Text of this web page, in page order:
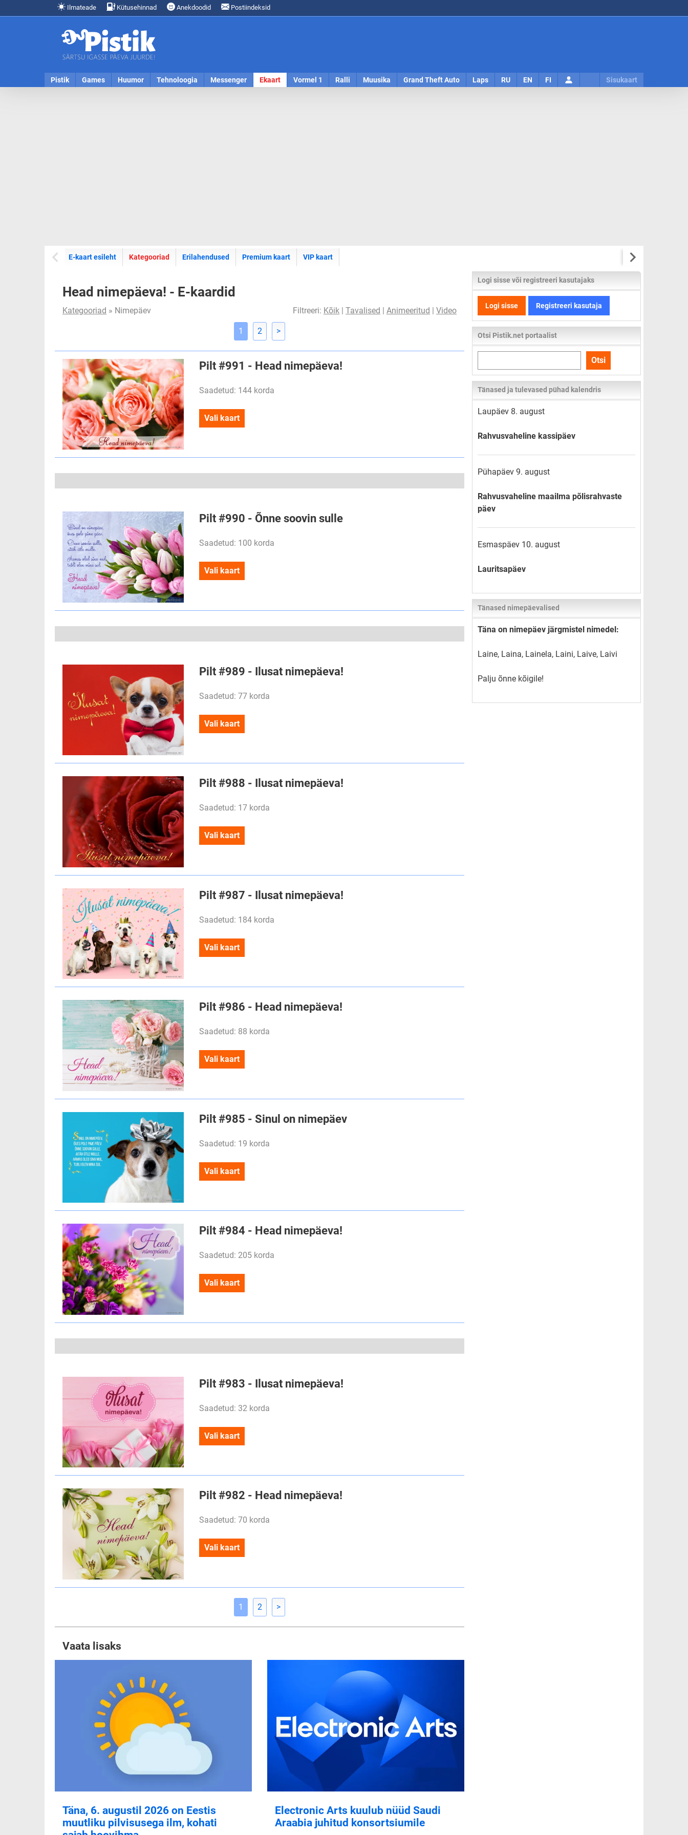
Ilmateade Kütusehinnad Anekdoodid Postiindeksid
Pistik Games Huumor Tehnoloogia Messenger Ekaart Vormel 1 Ralli Muusika Grand Theft Auto Laps RU EN FI Sisukaart
E-kaart esileht E-kaartide
Kategooriad Erilahendused Premium kaart VIP kaart
Head nimepäeva! - E-kaardid
Kategooriad » Nimepäev Filtreeri: Kõik | Tavalised | Animeeritud | Video
1 2 >
Pilt #991 - Head nimepäeva!
Saadetud: 144 korda
Vali kaart
Pilt #990 - Õnne soovin sulle
Saadetud: 100 korda
Vali kaart
Pilt #989 - Ilusat nimepäeva!
Saadetud: 77 korda
Vali kaart
Pilt #988 - Ilusat nimepäeva!
Saadetud: 17 korda
Vali kaart
Pilt #987 - Ilusat nimepäeva!
Saadetud: 184 korda
Vali kaart
Pilt #986 - Head nimepäeva!
Saadetud: 88 korda
Vali kaart
Pilt #985 - Sinul on nimepäev
Saadetud: 19 korda
Vali kaart
Pilt #984 - Head nimepäeva!
Saadetud: 205 korda
Vali kaart
Pilt #983 - Ilusat nimepäeva!
Saadetud: 32 korda
Vali kaart
Pilt #982 - Head nimepäeva!
Saadetud: 70 korda
Vali kaart
1 2 >
Vaata lisaks
Täna, 6. augustil 2026 on Eestis
muutliku pilvisusega ilm, kohati
Electronic Arts kuulub nüüd Saudi
Araabia juhitud konsortsiumile
Logi sisse või registreeri kasutajaks
Logi sisse Registreeri kasutaja
Otsi Pistik.net portaalist
kogu
lehelt
Otsi
Tänased ja tulevased pühad kalendris
Laupäev 8. august
Rahvusvaheline kassipäev
Pühapäev 9. august
Rahvusvaheline maailma põlisrahvaste
päev
Esmaspäev 10. august
Lauritsapäev
Tänased nimepäevalised
Täna on nimepäev järgmistel nimedel:
Laine, Laina, Lainela, Laini, Laive, Laivi
Palju õnne kõigile!